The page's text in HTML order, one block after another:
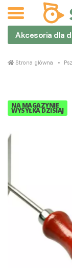
Akcesoria dla
Strona główna
NA MAGAZYNIE
WYSYŁKA DZISIAJ